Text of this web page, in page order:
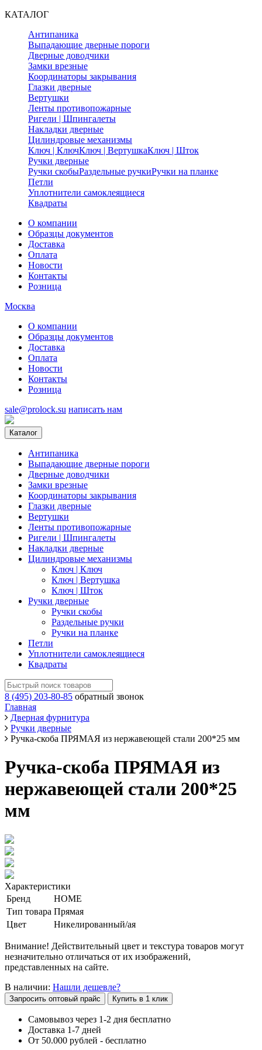
КАТАЛОГ
Антипаника
Выпадающие дверные пороги
Дверные доводчики
Замки врезные
Координаторы закрывания
Глазки дверные
Вертушки
Ленты противопожарные
Ригели | Шпингалеты
Накладки дверные
Цилиндровые механизмы
Ключ | КлючКлюч | ВертушкаКлюч | Шток
Ручки дверные
Ручки скобыРаздельные ручкиРучки на планке
Петли
Уплотнители самоклеящиеся
Квадраты
О компании
Образцы документов
Доставка
Оплата
Новости
Контакты
Розница
Москва
О компании
Образцы документов
Доставка
Оплата
Новости
Контакты
Розница
sale@prolock.su написать нам
Каталог
Антипаника
Выпадающие дверные пороги
Дверные доводчики
Замки врезные
Координаторы закрывания
Глазки дверные
Вертушки
Ленты противопожарные
Ригели | Шпингалеты
Накладки дверные
Цилиндровые механизмы
Ключ | Ключ
Ключ | Вертушка
Ключ | Шток
Ручки дверные
Ручки скобы
Раздельные ручки
Ручки на планке
Петли
Уплотнители самоклеящиеся
Квадраты
8 (495) 203-80-85 обратный звонок
Главная
Дверная фурнитура
Ручки дверные
Ручка-скоба ПРЯМАЯ из нержавеющей стали 200*25 мм
Ручка-скоба ПРЯМАЯ из
нержавеющей стали 200*25
мм
Характеристики
Бренд
HOME
Тип товара Прямая
Цвет
Никелированный/ая
Внимание! Действительный цвет и текстура товаров могут
незначительно отличаться от их изображений,
представленных на сайте.
В наличии: Нашли дешевле?
Запросить оптовый прайс Купить в 1 клик
Самовывоз через 1-2 дня бесплатно
Доставка 1-7 дней
От 50.000 рублей - бесплатно